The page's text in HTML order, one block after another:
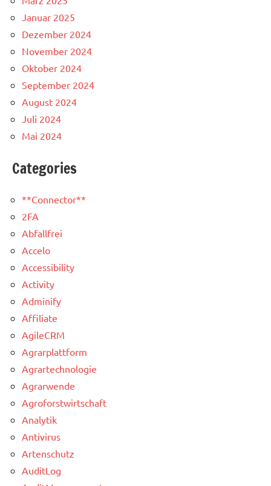
Januar 2025
Dezember 2024
November 2024
Oktober 2024
September 2024
August 2024
Juli 2024
Mai 2024
Categories
**Connector**
2FA
Abfallfrei
Accelo
Accessibility
Activity
Adminify
Affiliate
AgileCRM
Agrarplattform
Agrartechnologie
Agrarwende
Agroforstwirtschaft
Analytik
Antivirus
Artenschutz
AuditLog